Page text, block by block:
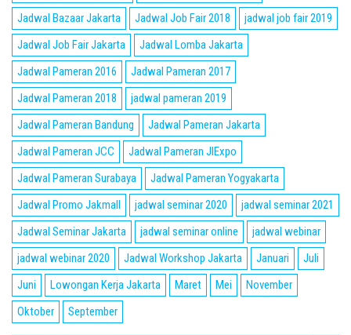
Jadwal Bazaar Jakarta
Jadwal Job Fair 2018
jadwal job fair 2019
Jadwal Job Fair Jakarta
Jadwal Lomba Jakarta
Jadwal Pameran 2016
Jadwal Pameran 2017
Jadwal Pameran 2018
jadwal pameran 2019
Jadwal Pameran Bandung
Jadwal Pameran Jakarta
Jadwal Pameran JCC
Jadwal Pameran JIExpo
Jadwal Pameran Surabaya
Jadwal Pameran Yogyakarta
Jadwal Promo Jakmall
jadwal seminar 2020
jadwal seminar 2021
Jadwal Seminar Jakarta
jadwal seminar online
jadwal webinar
jadwal webinar 2020
Jadwal Workshop Jakarta Januari
Juli
Juni
Lowongan Kerja Jakarta Maret Mei
November
Oktober
September